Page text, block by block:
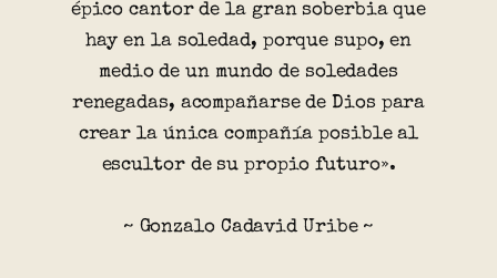
épico cantor de la gran soberbia que
hay en la soledad, porque supo, en
medio de un mundo de soledades
renegadas, acompañarse de Dios para
crear la única compañía posible al
escultor de su propio futuro».
~ Gonzalo Cadavid Uribe ~